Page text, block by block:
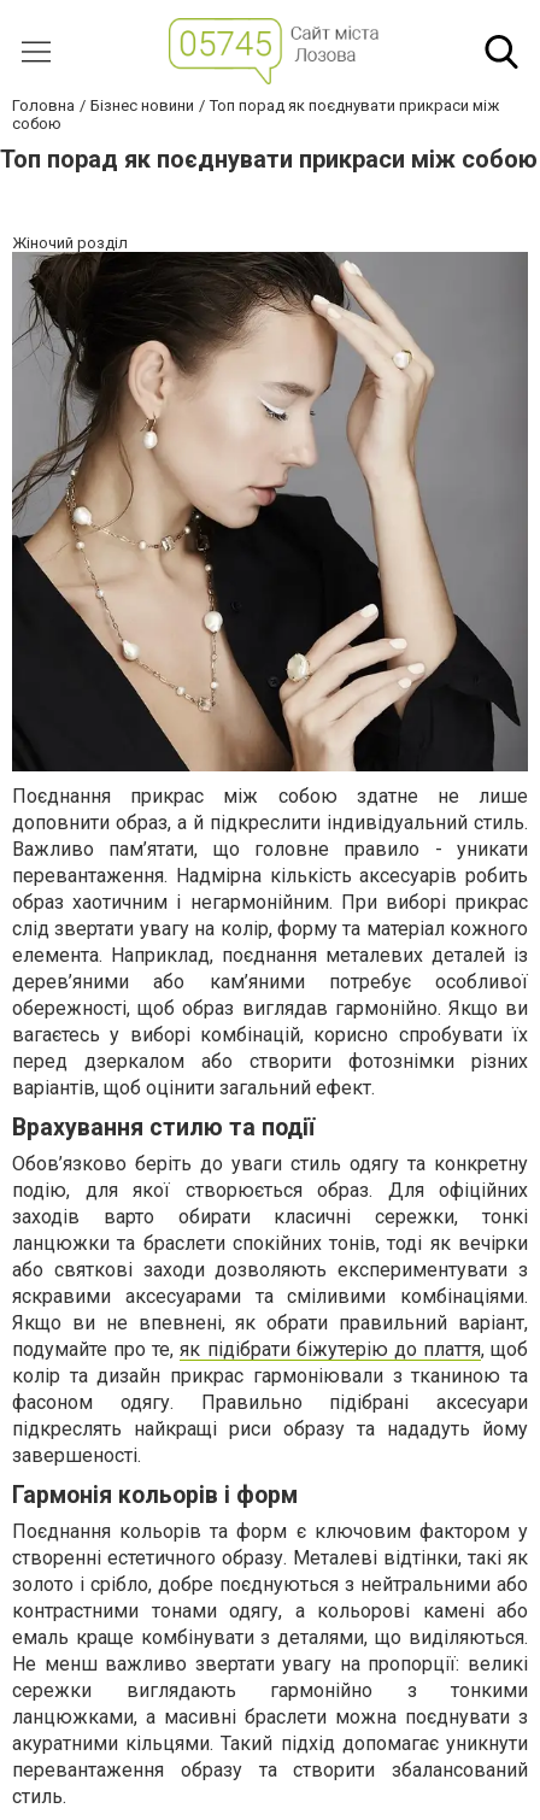
Головна Бізнес новини
Топ порад як поєднувати прикраси між
собою
Топ порад як поєднувати прикраси між собою
Жіночий розділ
Поєднання прикрас між собою здатне не лише
доповнити образ, а й підкреслити індивідуальний стиль.
Важливо пам’ятати, що головне правило - уникати
перевантаження. Надмірна кількість аксесуарів робить
образ хаотичним і негармонійним. При виборі прикрас
слід звертати увагу на колір, форму та матеріал кожного
елемента. Наприклад, поєднання металевих деталей із
дерев’яними або кам’яними потребує особливої
обережності, щоб образ виглядав гармонійно. Якщо ви
вагаєтесь у виборі комбінацій, корисно спробувати їх
перед дзеркалом або створити фотознімки різних
варіантів, щоб оцінити загальний ефект.
Врахування стилю та події
Обов’язково беріть до уваги стиль одягу та конкретну
подію, для якої створюється образ. Для офіційних
заходів варто обирати класичні сережки, тонкі
ланцюжки та браслети спокійних тонів, тоді як вечірки
або святкові заходи дозволяють експериментувати з
яскравими аксесуарами та сміливими комбінаціями.
Якщо ви не впевнені, як обрати правильний варіант,
подумайте про те,як підібрати біжутерію до плаття, щоб
колір та дизайн прикрас гармоніювали з тканиною та
фасоном одягу. Правильно підібрані аксесуари
підкреслять найкращі риси образу та нададуть йому
завершеності.
Гармонія кольорів і форм
Поєднання кольорів та форм є ключовим фактором у
створенні естетичного образу. Металеві відтінки, такі як
золото і срібло, добре поєднуються з нейтральними або
контрастними тонами одягу, а кольорові камені або
емаль краще комбінувати з деталями, що виділяються.
Не менш важливо звертати увагу на пропорції: великі
сережки виглядають гармонійно з тонкими
ланцюжками, а масивні браслети можна поєднувати з
акуратними кільцями. Такий підхід допомагає уникнути
перевантаження образу та створити збалансований
стиль.